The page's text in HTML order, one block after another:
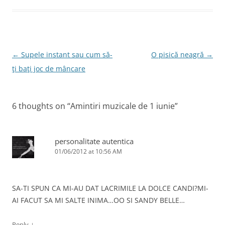
Post
navigation
← Supele instant sau cum să-
ţi baţi joc de mâncare
O pisică neagră →
6 thoughts on “Amintiri muzicale de 1 iunie”
personalitate autentica
01/06/2012 at 10:56 AM
SA-TI SPUN CA MI-AU DAT LACRIMILE LA DOLCE CANDI?MI-
AI FACUT SA MI SALTE INIMA…OO SI SANDY BELLE…